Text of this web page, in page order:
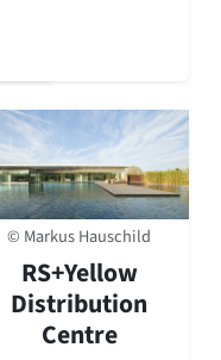
© Markus Hauschild
RS+Yellow
Distribution
Centre